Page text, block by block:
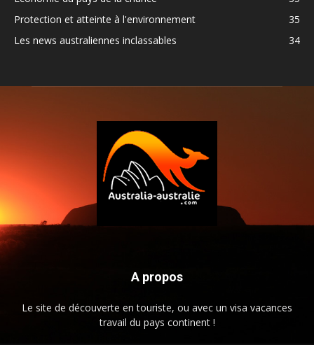
Protection et atteinte à l'environnement
35
Les news australiennes inclassables
34
A propos
Le site de découverte en touriste, ou avec un visa vacances
travail du pays continent !